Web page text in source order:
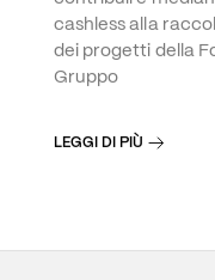
cashless alla
dei progetti della
Gruppo
LEGGI DI PIÙ